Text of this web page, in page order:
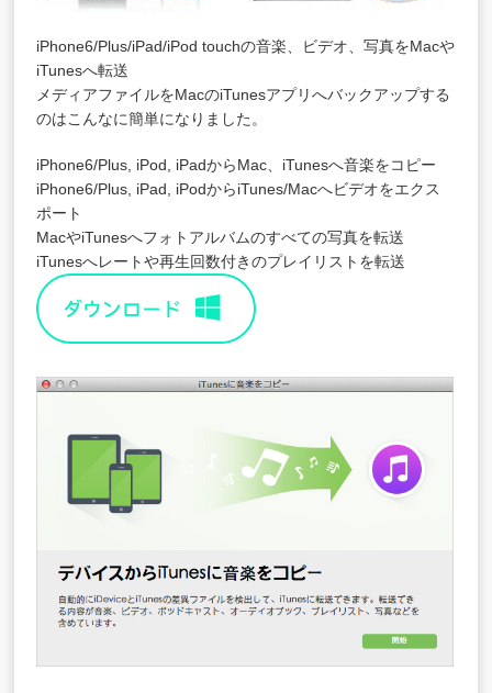
iPhone6/Plus/iPad/iPod touchの音楽、ビデオ、写真をMacや
iTunesへ転送
メディアファイルをMacのiTunesアプリへバックアップする
のはこんなに簡単になりました。
iPhone6/Plus, iPod, iPadからMac、iTunesへ音楽をコピー
iPhone6/Plus, iPad, iPodからiTunes/Macへビデオをエクス
ポート
MacやiTunesへフォトアルバムのすべての写真を転送
iTunesへレートや再生回数付きのプレイリストを転送